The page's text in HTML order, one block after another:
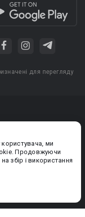
ми
Продовжуючи
збір і використання
для перегляду